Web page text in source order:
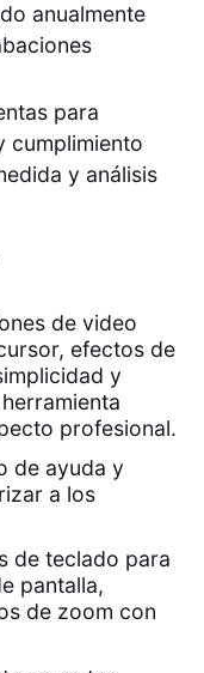
anualmente
para
cumplimiento
y análisis
de video
efectos de
y
profesional.
de ayuda y
a los
de teclado para
pantalla,
de zoom con